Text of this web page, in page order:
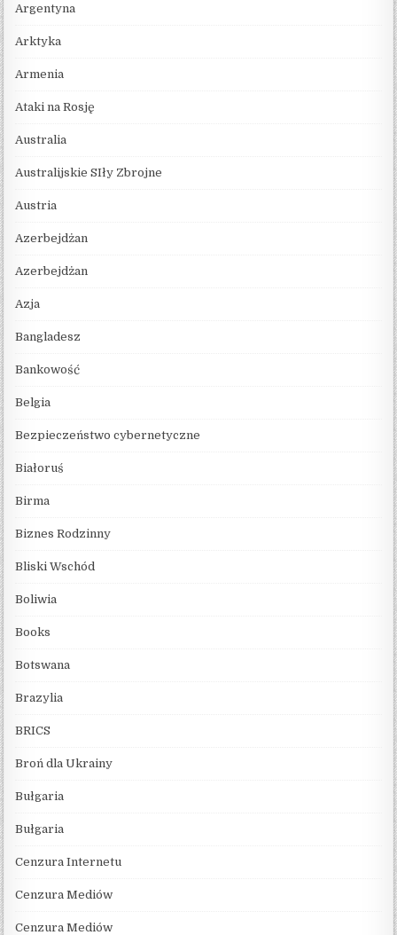
Argentyna
Arktyka
Armenia
Ataki na Rosję
Australia
Australijskie SIły Zbrojne
Austria
Azerbejdżan
Azerbejdżan
Azja
Bangladesz
Bankowość
Belgia
Bezpieczeństwo cybernetyczne
Białoruś
Birma
Biznes Rodzinny
Bliski Wschód
Boliwia
Books
Botswana
Brazylia
BRICS
Broń dla Ukrainy
Bułgaria
Bułgaria
Cenzura Internetu
Cenzura Mediów
Cenzura Mediów